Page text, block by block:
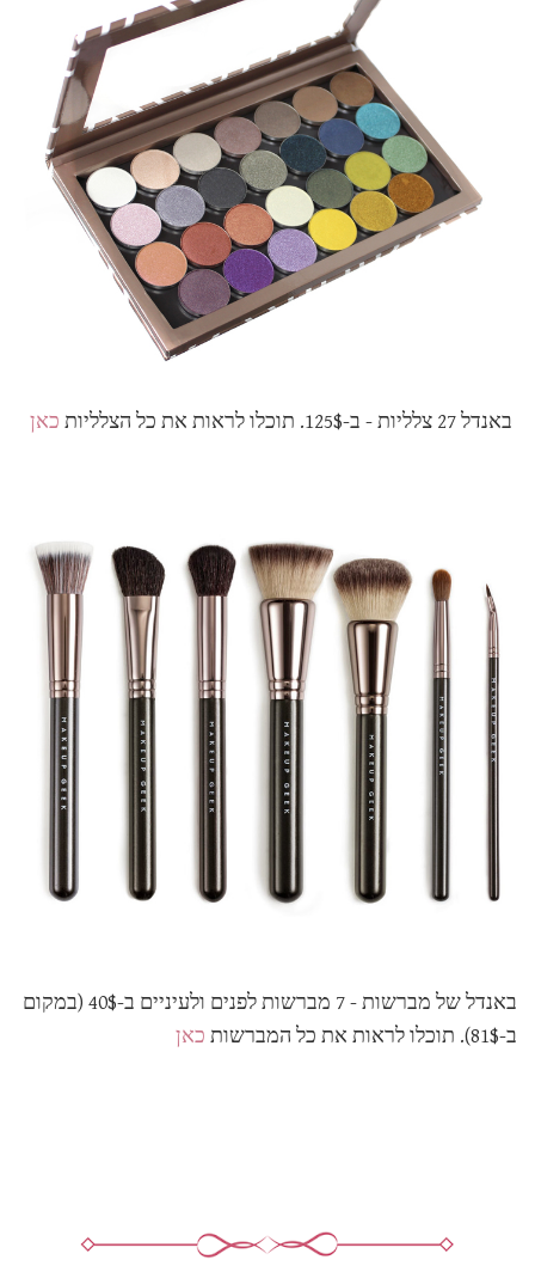
באנדל 27 צלליות - ב-125$. תוכלו לראות את כל הצלליות כאן
באנדל של מברשות - 7 מברשות לפנים ולעיניים ב-40$ (במקום
ב-81$). תוכלו לראות את כל המברשות
כאן